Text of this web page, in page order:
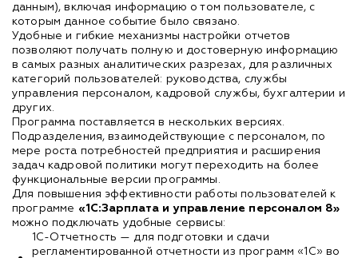
данным), включая информацию о том пользователе, с
которым данное событие было связано.
Удобные и гибкие механизмы настройки отчетов
позволяют получать полную и достоверную информацию
в самых разных аналитических разрезах, для различных
категорий пользователей: руководства, службы
управления персоналом, кадровой службы, бухгалтерии и
других.
Программа поставляется в нескольких версиях.
Подразделения, взаимодействующие с персоналом, по
мере роста потребностей предприятия и расширения
задач кадровой политики могут переходить на более
функциональные версии программы.
Для повышения эффективности работы пользователей к
программе «1С:Зарплата и управление персоналом 8»
можно подключать удобные сервисы:
1С-Отчетность — для подготовки и сдачи
регламентированной отчетности из программ «1С» во